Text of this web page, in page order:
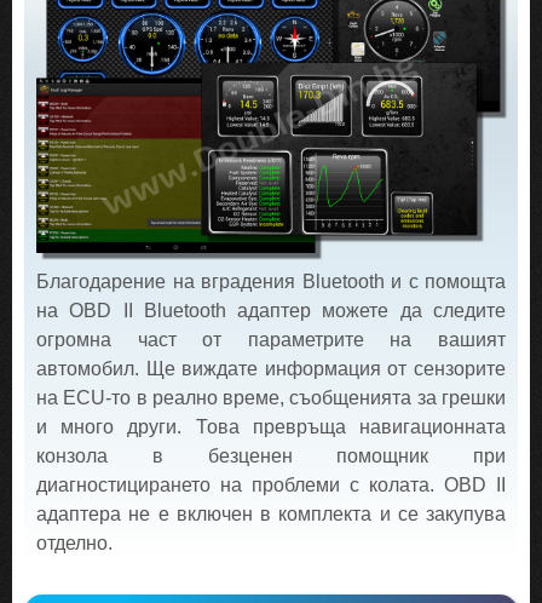
Благодарение на вградения Bluetooth и с помощта
на OBD II Bluetooth адаптер можете да следите
огромна част от параметрите на вашият
автомобил. Ще виждате информация от сензорите
на ECU-то в реално време, съобщенията за грешки
и много други. Това превръща навигационната
конзола в безценен помощник при
диагностицирането на проблеми с колата. OBD II
адаптера не е включен в комплекта и се закупува
отделно.